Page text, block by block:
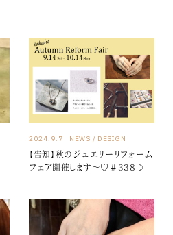
2024.9.7 NEWS DESIGN
【告知】秋のジュエリーリフォーム
フェア開催します～♡＃338☽